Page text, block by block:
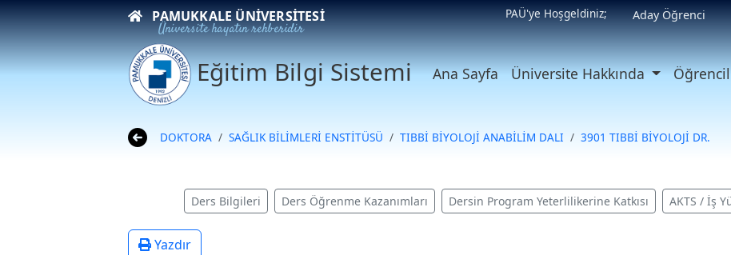
PAMUKKALE ÜNIVERSITESI
Üniversite hayatın rehberidir
PAÜ'ye Hoşgeldiniz; Aday Öğrenci
Eğitim Bilgi Sistemi Ana Sayfa Üniversite Hakkında
DOKTORA SAĞLIK BİLİMLERİ ENSTİTÜSÜ TIBBİ BİYOLOJİ ANABİLİM DALI 3901 TIBBİ BİYOLOJİ DR.
Ders Bilgileri Ders Öğrenme Kazanımları Dersin Program Yeterlilikerine Katkısı AKTS / İş
Yazdır